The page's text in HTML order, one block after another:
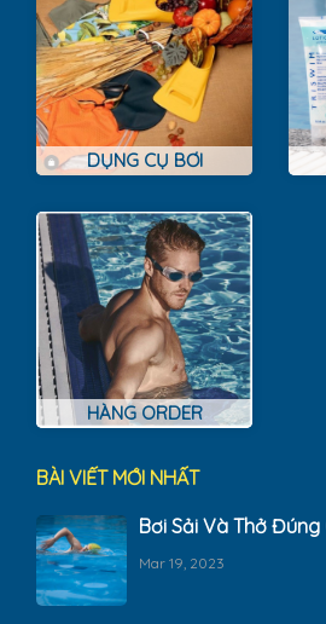
DỤNG CỤ BƠI
HÀNG ORDER
BÀI VIẾT MỚI NHẤT
Bơi Sải Và Thở Đúng
Mar 19, 2023